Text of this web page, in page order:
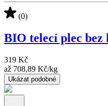
(0)
BIO telecí plec bez
319 Kč
až 708,89 Kč/kg
Ukázat podobné